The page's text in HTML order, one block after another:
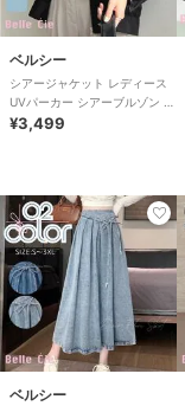
ベルシー
シアージャケット レディース
UVパーカー シアーブルゾン フ
ードライトアウター 春夏 羽織
¥3,499
ベルシー